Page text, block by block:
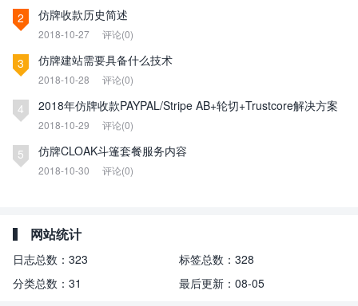
2 仿牌收款历史简述
2018-10-27 评论(0)
3 仿牌建站需要具备什么技术
2018-10-28 评论(0)
4 2018年仿牌收款PAYPAL/Stripe AB+轮切+Trustcore解决方案
2018-10-29 评论(0)
5 仿牌CLOAK斗篷套餐服务内容
2018-10-30 评论(0)
网站统计
日志总数： 323 标签总数： 328
分类总数： 31 最后更新： 08-05